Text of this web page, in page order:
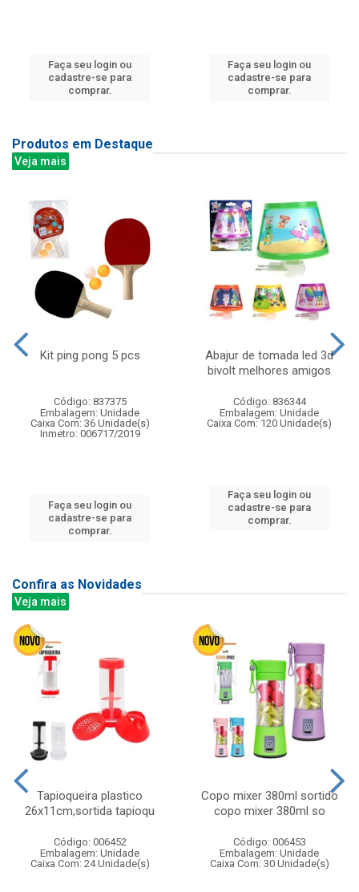
Faça seu login ou
cadastre-se para
comprar.
Faça seu login ou
cadastre-se para
comprar.
Produtos em Destaque
Veja mais
Kit ping pong 5 pcs
Código: 837375
Embalagem: Unidade
Caixa Com: 36 Unidade(s)
Inmetro: 006717/2019
Faça seu login ou
cadastre-se para
comprar.
Abajur de tomada led 3d
bivolt melhores amigos
Código: 836344
Embalagem: Unidade
Caixa Com: 120 Unidade(s)
Faça seu login ou
cadastre-se para
comprar.
Confira as Novidades
Veja mais
Tapioqueira plastico
26x11cm,sortida tapioqu
Código: 006452
Embalagem: Unidade
Caixa Com: 24 Unidade(s)
Copo mixer 380ml sortido
copo mixer 380ml so
Código: 006453
Embalagem: Unidade
Caixa Com: 30 Unidade(s)